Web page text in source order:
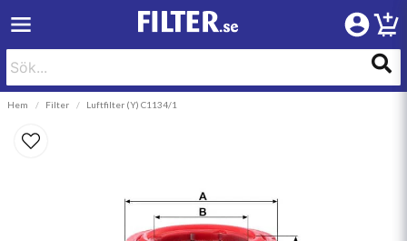
Hem Filter Luftfilter (Y) C1134/1